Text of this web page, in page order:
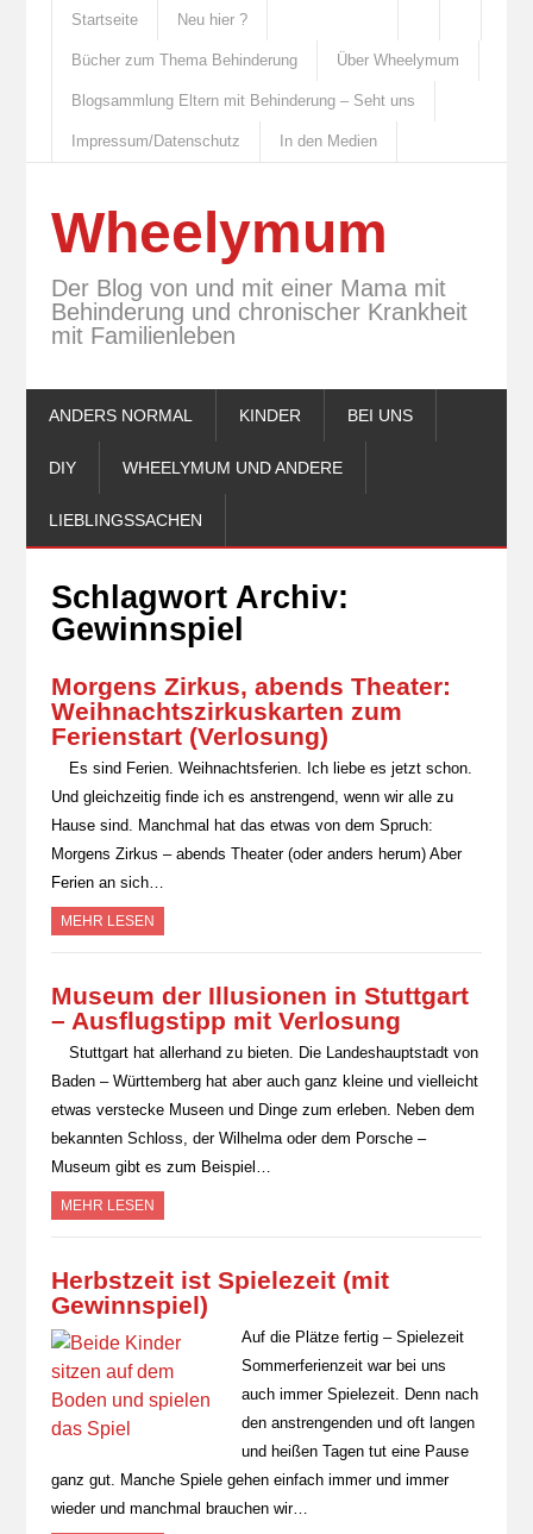
Startseite Neu hier ?
Bücher zum Thema Behinderung Über Wheelymum
Blogsammlung Eltern mit Behinderung – Seht uns
Impressum/Datenschutz In den Medien
Wheelymum
Der Blog von und mit einer Mama mit
Behinderung und chronischer Krankheit
mit Familienleben
ANDERS NORMAL KINDER BEI UNS
DIY WHEELYMUM UND ANDERE
LIEBLINGSSACHEN
Schlagwort Archiv:
Gewinnspiel
Morgens Zirkus, abends Theater:
Weihnachtszirkuskarten zum
Ferienstart (Verlosung)
Es sind Ferien. Weihnachtsferien. Ich liebe es jetzt schon.
Und gleichzeitig finde ich es anstrengend, wenn wir alle zu
Hause sind. Manchmal hat das etwas von dem Spruch:
Morgens Zirkus – abends Theater (oder anders herum) Aber
Ferien an sich…
MEHR LESEN
Museum der Illusionen in Stuttgart
– Ausflugstipp mit Verlosung
Stuttgart hat allerhand zu bieten. Die Landeshauptstadt von
Baden – Württemberg hat aber auch ganz kleine und vielleicht
etwas verstecke Museen und Dinge zum erleben. Neben dem
bekannten Schloss, der Wilhelma oder dem Porsche –
Museum gibt es zum Beispiel…
MEHR LESEN
Herbstzeit ist Spielezeit (mit
Gewinnspiel)
Auf die Plätze fertig – Spielezeit
Sommerferienzeit war bei uns
auch immer Spielezeit. Denn nach
den anstrengenden und oft langen
und heißen Tagen tut eine Pause
ganz gut. Manche Spiele gehen einfach immer und immer
wieder und manchmal brauchen wir…